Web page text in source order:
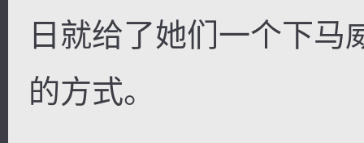
日就给了她们一个下马
的方式。